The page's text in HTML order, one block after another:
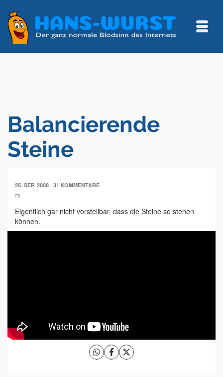
Balancierende
Steine
25. SEP. 2008 | 31 KOMMENTARE
Eigentlich gar nicht vorstellbar, dass die Steine so stehen
können.